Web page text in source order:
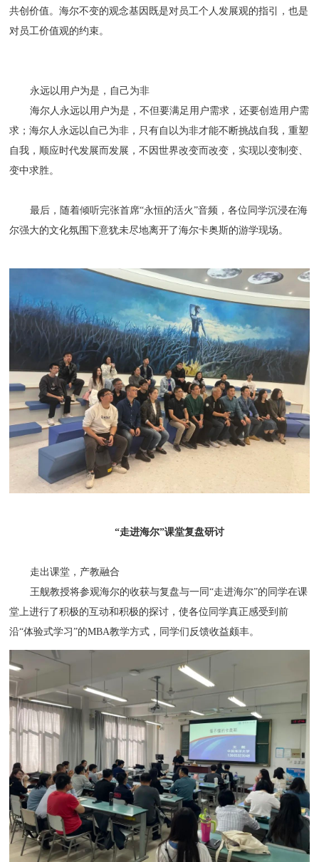
共创价值。海尔不变的观念基因既是对员工个人发展观的指引，也是
对员工价值观的约束。
永远以用户为是，自己为非
海尔人永远以用户为是，不但要满足用户需求，还要创造用户需
求；海尔人永远以自己为非，只有自以为非才能不断挑战自我，重塑
自我，顺应时代发展而发展，不因世界改变而改变，实现以变制变、
变中求胜。
最后，随着倾听完张首席“永恒的活火”音频，各位同学沉浸在海
尔强大的文化氛围下意犹未尽地离开了海尔卡奥斯的游学现场。
“走进海尔”课堂复盘研讨
走出课堂，产教融合
王舰教授将参观海尔的收获与复盘与一同“走进海尔”的同学在课
堂上进行了积极的互动和积极的探讨，使各位同学真正感受到前
沿“体验式学习”的MBA教学方式，同学们反馈收益颇丰。